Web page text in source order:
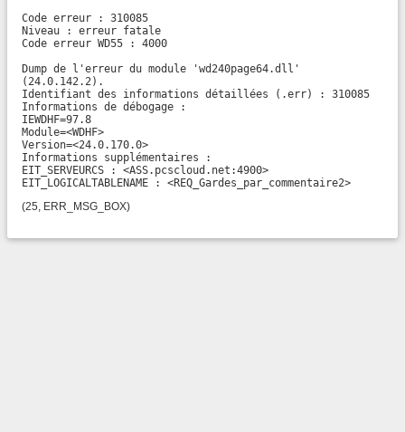
Code erreur : 310085
Niveau : erreur fatale
Code erreur WD55 : 4000
Dump de l'erreur du module 'wd240page64.dll'
(24.0.142.2).
Identifiant des informations détaillées (.err) : 310085
Informations de débogage :
IEWDHF=97.8
Module=<WDHF>
Version=<24.0.170.0>
Informations supplémentaires :
EIT_SERVEURCS : <ASS.pcscloud.net:4900>
EIT_LOGICALTABLENAME : <REQ_Gardes_par_commentaire2>
(25, ERR_MSG_BOX)